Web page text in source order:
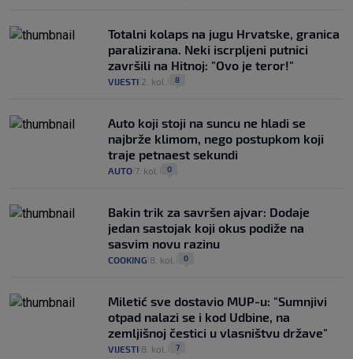
Totalni kolaps na jugu Hrvatske, granica
paralizirana. Neki iscrpljeni putnici
završili na Hitnoj: "Ovo je teror!"
VIJESTI 2. kol. 8
Auto koji stoji na suncu ne hladi se
najbrže klimom, nego postupkom koji
traje petnaest sekundi
AUTO 7. kol. 0
Bakin trik za savršen ajvar: Dodaje
jedan sastojak koji okus podiže na
sasvim novu razinu
COOKING 8. kol. 0
Miletić sve dostavio MUP-u: "Sumnjivi
otpad nalazi se i kod Udbine, na
zemljišnoj čestici u vlasništvu države"
VIJESTI 8. kol. 7